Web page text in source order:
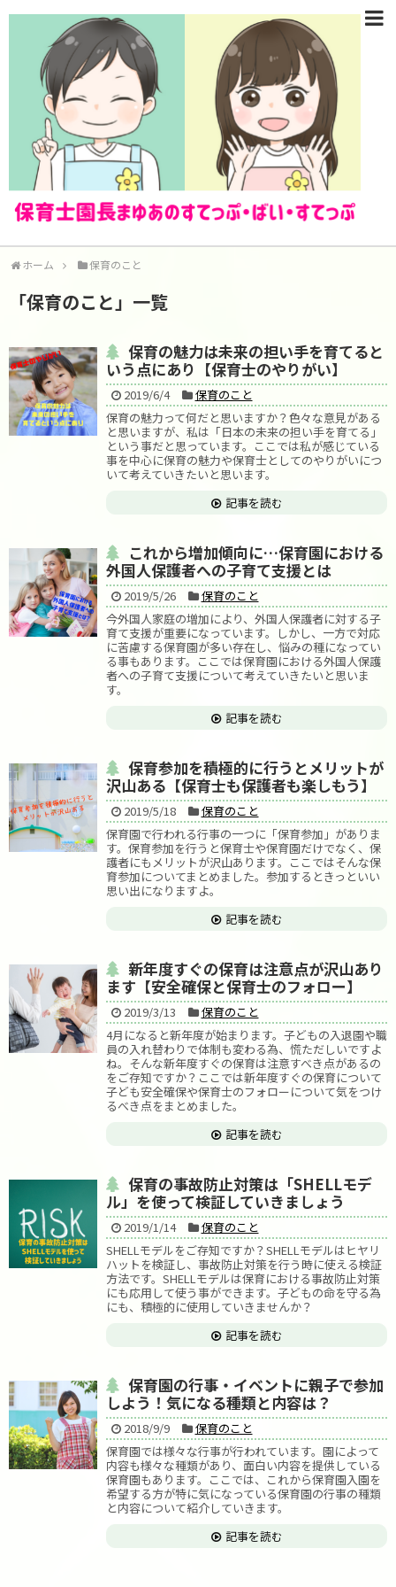
ホーム 保育のこと
「保育のこと 」 一覧
保育の魅力は未来の担い手を育てると
いう点にあり【保育士のやりがい】
2019/6/4
保育のこと
保育の魅力って何だと思いますか？色々な意見がある
と思いますが、私は「日本の未来の担い手を育てる」
という事だと思っています。ここでは私が感じている
事を中心に保育の魅力や保育士としてのやりがいにつ
いて考えていきたいと思います。
記事を読む
これから増加傾向に…保育園における
外国人保護者への子育て支援とは
2019/5/26
保育のこと
今外国人家庭の増加により、外国人保護者に対する子
育て支援が重要になっています。しかし、一方で対応
に苦慮する保育園が多い存在し、悩みの種になってい
る事もあります。ここでは保育園における外国人保護
者への子育て支援について考えていきたいと思いま
す。
記事を読む
保育参加を積極的に行うとメリットが
沢山ある【保育士も保護者も楽しもう】
2019/5/18
保育のこと
保育園で行われる行事の一つに「保育参加」がありま
す。保育参加を行うと保育士や保育園だけでなく、保
護者にもメリットが沢山あります。ここではそんな保
育参加についてまとめました。参加するときっといい
思い出になりますよ。
記事を読む
新年度すぐの保育は注意点が沢山あり
ます【安全確保と保育士のフォロー】
2019/3/13
保育のこと
4月になると新年度が始まります。子どもの入退園や職
員の入れ替わりで体制も変わる為、慌ただしいですよ
ね。そんな新年度すぐの保育は注意すべき点があるの
をご存知ですか？ここでは新年度すぐの保育について
子ども安全確保や保育士のフォローについて気をつけ
るべき点をまとめました。
記事を読む
保育の事故防止対策は「SHELLモデ
ル」を使って検証していきましょう
2019/1/14
保育のこと
SHELLモデルをご存知ですか？SHELLモデルはヒヤリ
ハットを検証し、事故防止対策を行う時に使える検証
方法です。SHELLモデルは保育における事故防止対策
にも応用して使う事ができます。子どもの命を守る為
にも、積極的に使用していきませんか？
記事を読む
保育園の行事・イベントに親子で参加
しよう！気になる種類と内容は？
2018/9/9
保育のこと
保育園では様々な行事が行われています。園によって
内容も様々な種類があり、面白い内容を提供している
保育園もあります。ここでは、これから保育園入園を
希望する方が特に気になっている保育園の行事の種類
と内容について紹介していきます。
記事を読む